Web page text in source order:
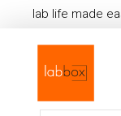
lab life made